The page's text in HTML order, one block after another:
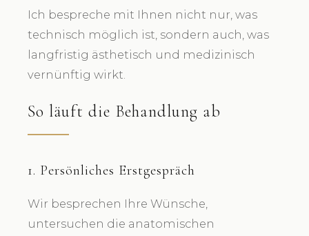
Ich bespreche mit Ihnen nicht nur, was
technisch möglich ist, sondern auch, was
langfristig ästhetisch und medizinisch
vernünftig wirkt.
So läuft die Behandlung ab
1. Persönliches Erstgespräch
Wir besprechen Ihre Wünsche,
untersuchen die anatomischen